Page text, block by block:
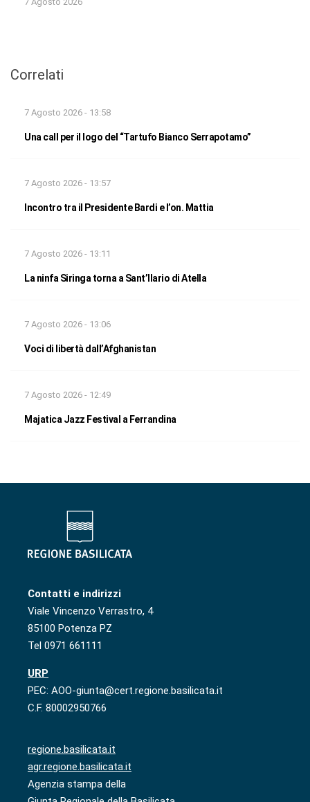
Correlati
7 Agosto 2026 - 13:58
Una call per il logo del “Tartufo Bianco Serrapotamo”
7 Agosto 2026 - 13:57
Incontro tra il Presidente Bardi e l’on. Mattia
7 Agosto 2026 - 13:11
La ninfa Siringa torna a Sant’Ilario di Atella
7 Agosto 2026 - 13:06
Voci di libertà dall’Afghanistan
7 Agosto 2026 - 12:49
Majatica Jazz Festival a Ferrandina
Contatti e indirizzi
Viale Vincenzo Verrastro, 4
85100 Potenza PZ
Tel 0971 661111
URP
PEC: AOO-giunta@cert.regione.basilicata.it
C.F. 80002950766
regione.basilicata.it
agr.regione.basilicata.it
Agenzia stampa della